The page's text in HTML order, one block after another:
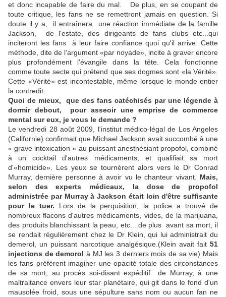
et donc incapable de faire du mal. De plus, en se coupant de
toute critique, les fans ne se remettront jamais en question. Si
doute il y a, il entraînera une réaction immédiate de la famille
Jackson, de l'estate, des dirigeants de fans clubs etc...qui
inciteront les fans à leur faire confiance quoi qu'il arrive. Cette
méthode, dite de l'argument «par noyade», incite à graver encore
plus profondément l'évangile dans la tête. Cela fonctionne
comme toute secte qui prétend que ses dogmes sont «la Vérité».
Cette «Vérité» est incontestable, même lorsque le monde entier
la contredit.
Quoi de mieux, que des fans catéchisés par une légende à
dormir debout, pour asseoir une emprise de commerce
mental sur eux, je vous le demande ?
Le vendredi 28 août 2009, l'institut médico-légal de Los Angeles
(Californie) confirmait que Michael Jackson avait succombé à une
« grave intoxication » au puissant anesthésiant propofol, combiné
à un cocktail d'autres médicaments, et qualifiait sa mort
d'«homicide». Les yeux se tournèrent alors vers le Dr Conrad
Murray, dernière personne à avoir vu le chanteur vivant.
Mais,
selon des experts médicaux, la dose de propofol
administrée par Murray à Jackson était loin d'être suffisante
pour le tuer. Lors de la perquisition, la police a trouvé de
nombreux flacons d'autres médicaments, vides, de la marijuana,
des produits blanchissant la peau, etc....de plus avant sa mort, il
se rendait régulièrement chez le Dr Klein, qui lui administrait du
demerol, un puissant narcotique analgésique.(Klein avait fait 51
injections de demorol à MJ les 3 derniers mois de sa vie) Mais
les fans préfèrent imaginer une opacité totale des circonstances
de sa mort, au procès soi-disant expéditif de Murray, à une
maltraitance envers leur star planétaire, qui git dans le fond d'un
mausolée froid, sous une sépulture sans nom ou aucun fan ne